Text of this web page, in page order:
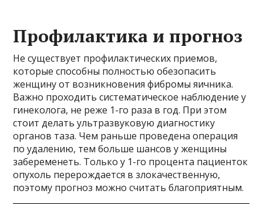
Профилактика и прогноз
Не существует профилактических приемов,
которые способны полностью обезопасить
женщину от возникновения фибромы яичника.
Важно проходить систематическое наблюдение у
гинеколога, не реже 1-го раза в год. При этом
стоит делать ультразвуковую диагностику
органов таза. Чем раньше проведена операция
по удалению, тем больше шансов у женщины
забеременеть. Только у 1-го процента пациенток
опухоль перерождается в злокачественную,
поэтому прогноз можно считать благоприятным.